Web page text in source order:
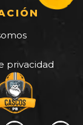
privacidad